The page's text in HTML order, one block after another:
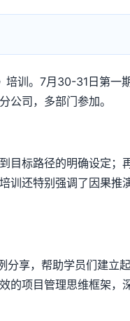
训。7月30-31日第一
公司，多部门参加。
目标路径的明确设定；
训还特别强调了因果推
享，帮助学员们建立
的项目管理思维框架，